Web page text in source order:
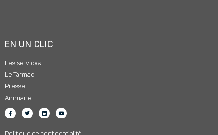
EN UN CLIC
Les services
Le Tarmac
Presse
Annuaire